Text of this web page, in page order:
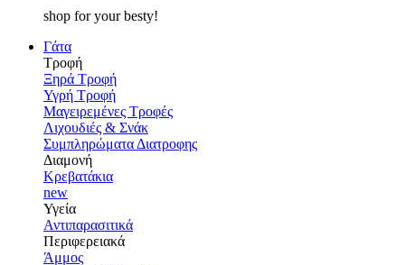
shop for your besty!
Γάτα
Τροφή
Ξηρά Τροφή
Υγρή Τροφή
Μαγειρεμένες Τροφές
Λιχουδιές & Σνάκ
Συμπληρώματα Διατροφης
Διαμονή
Κρεβατάκια
new
Υγεία
Αντιπαρασιτικά
Περιφερειακά
Άμμος